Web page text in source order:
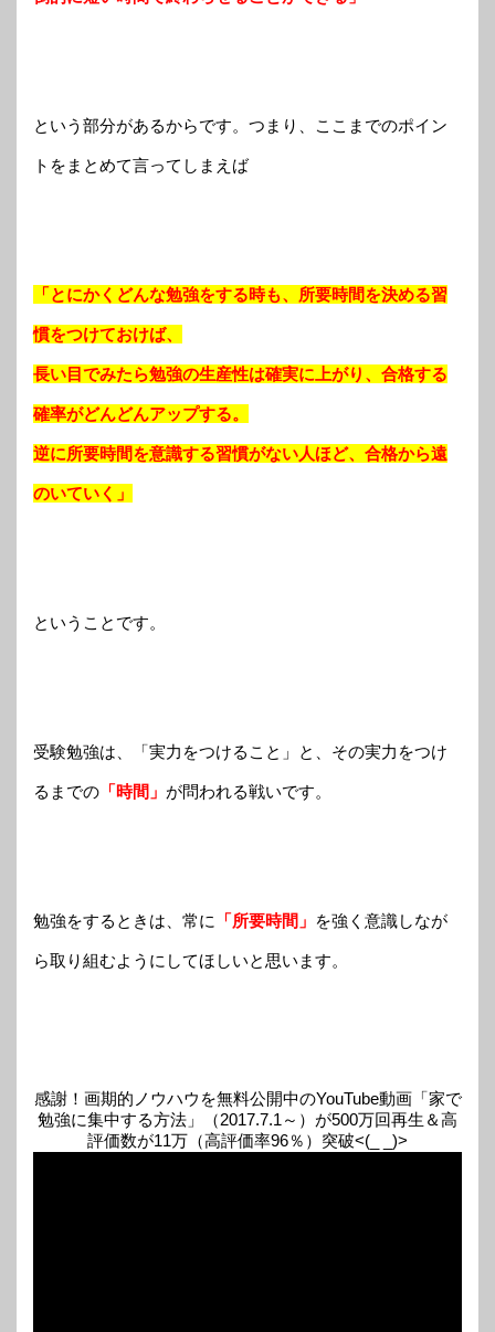
という部分があるからです。つまり、ここまでのポイン
トをまとめて言ってしまえば
「とにかくどんな勉強をする時も、所要時間を決める習
慣をつけておけば、
長い目でみたら勉強の生産性は確実に上がり、合格する
確率がどんどんアップする。
逆に所要時間を意識する習慣がない人ほど、合格から遠
のいていく」
ということです。
受験勉強は、「実力をつけること」と、その実力をつけ
るまでの 「時間」 が問われる戦いです。
勉強をするときは、常に 「所要時間」 を強く意識しなが
ら取り組むようにしてほしいと思います。
感謝！画期的ノウハウを無料公開中のYouTube動画「家で
勉強に集中する方法」（2017.7.1～）が500万回再生＆高
評価数が11万（高評価率96％）突破<(_ _)>